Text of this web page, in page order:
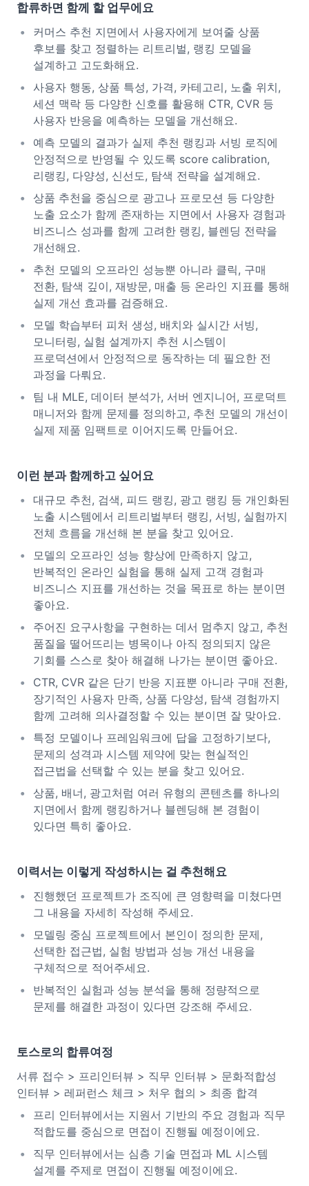
합류하면 함께 할 업무에요
커머스 추천 지면에서 사용자에게 보여줄 상품
후보를 찾고 정렬하는 리트리벌, 랭킹 모델을
설계하고 고도화해요.
사용자 행동, 상품 특성, 가격, 카테고리, 노출 위치,
세션 맥락 등 다양한 신호를 활용해 CTR, CVR 등
사용자 반응을 예측하는 모델을 개선해요.
예측 모델의 결과가 실제 추천 랭킹과 서빙 로직에
안정적으로 반영될 수 있도록 score calibration,
리랭킹, 다양성, 신선도, 탐색 전략을 설계해요.
상품 추천을 중심으로 광고나 프로모션 등 다양한
노출 요소가 함께 존재하는 지면에서 사용자 경험과
비즈니스 성과를 함께 고려한 랭킹, 블렌딩 전략을
개선해요.
추천 모델의 오프라인 성능뿐 아니라 클릭, 구매
전환, 탐색 깊이, 재방문, 매출 등 온라인 지표를 통해
실제 개선 효과를 검증해요.
모델 학습부터 피처 생성, 배치와 실시간 서빙,
모니터링, 실험 설계까지 추천 시스템이
프로덕션에서 안정적으로 동작하는 데 필요한 전
과정을 다뤄요.
팀 내 MLE, 데이터 분석가, 서버 엔지니어, 프로덕트
매니저와 함께 문제를 정의하고, 추천 모델의 개선이
실제 제품 임팩트로 이어지도록 만들어요.
이런 분과 함께하고 싶어요
대규모 추천, 검색, 피드 랭킹, 광고 랭킹 등 개인화된
노출 시스템에서 리트리벌부터 랭킹, 서빙, 실험까지
전체 흐름을 개선해 본 분을 찾고 있어요.
모델의 오프라인 성능 향상에 만족하지 않고,
반복적인 온라인 실험을 통해 실제 고객 경험과
비즈니스 지표를 개선하는 것을 목표로 하는 분이면
좋아요.
주어진 요구사항을 구현하는 데서 멈추지 않고, 추천
품질을 떨어뜨리는 병목이나 아직 정의되지 않은
기회를 스스로 찾아 해결해 나가는 분이면 좋아요.
CTR, CVR 같은 단기 반응 지표뿐 아니라 구매 전환,
장기적인 사용자 만족, 상품 다양성, 탐색 경험까지
함께 고려해 의사결정할 수 있는 분이면 잘 맞아요.
특정 모델이나 프레임워크에 답을 고정하기보다,
문제의 성격과 시스템 제약에 맞는 현실적인
접근법을 선택할 수 있는 분을 찾고 있어요.
상품, 배너, 광고처럼 여러 유형의 콘텐츠를 하나의
지면에서 함께 랭킹하거나 블렌딩해 본 경험이
있다면 특히 좋아요.
이력서는 이렇게 작성하시는 걸 추천해요
진행했던 프로젝트가 조직에 큰 영향력을 미쳤다면
그 내용을 자세히 작성해 주세요.
모델링 중심 프로젝트에서 본인이 정의한 문제,
선택한 접근법, 실험 방법과 성능 개선 내용을
구체적으로 적어주세요.
반복적인 실험과 성능 분석을 통해 정량적으로
문제를 해결한 과정이 있다면 강조해 주세요.
토스로의 합류여정
서류 접수 > 프리인터뷰 > 직무 인터뷰 > 문화적합성
인터뷰 > 레퍼런스 체크 > 처우 협의 > 최종 합격
프리 인터뷰에서는 지원서 기반의 주요 경험과 직무
적합도를 중심으로 면접이 진행될 예정이에요.
직무 인터뷰에서는 심층 기술 면접과 ML 시스템
설계를 주제로 면접이 진행될 예정이에요.